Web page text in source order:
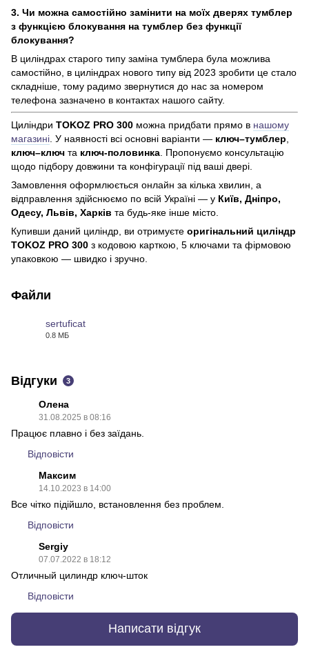
3. Чи можна самостійно замінити на моїх дверях тумблер
з функцією блокування на тумблер без функції
блокування?
В циліндрах старого типу заміна тумблера була можлива
самостійно, в циліндрах нового типу від 2023 зробити це стало
складніше, тому радимо звернутися до нас за номером
телефона зазначено в контактах нашого сайту.
Циліндри TOKOZ PRO 300 можна придбати прямо в нашому
магазині . У наявності всі основні варіанти — ключ–тумблер
ключ–ключ та ключ-половинка . Пропонуємо консультацію
щодо підбору довжини та конфігурації під ваші двері.
Замовлення оформлюється онлайн за кілька хвилин, а
відправлення здійснюємо по всій Україні — у Київ, Дніпро,
Одесу, Львів, Харків та будь-яке інше місто.
Купивши даний циліндр, ви отримуєте оригінальний циліндр
TOKOZ PRO 300 з кодовою карткою, 5 ключами та фірмовою
упаковкою — швидко і зручно.
Файли
sertuficat
0.8 МБ
Відгуки 3
Олена
31.08.2025 в 08:16
Працює плавно і без заїдань.
Відповісти
Максим
14.10.2023 в 14:00
Все чітко підійшло, встановлення без проблем.
Відповісти
Sergiy
07.07.2022 в 18:12
Отличный цилиндр ключ-шток
Відповісти
Написати відгук